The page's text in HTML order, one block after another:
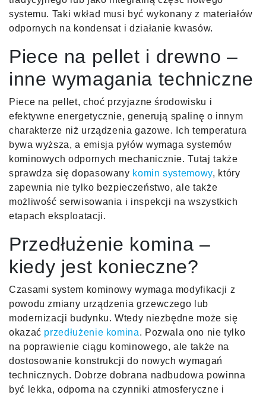
systemu. Taki wkład musi być wykonany z materiałów
odpornych na kondensat i działanie kwasów.
Piece na pellet i drewno –
inne wymagania techniczne
Piece na pellet, choć przyjazne środowisku i
efektywne energetycznie, generują spalinę o innym
charakterze niż urządzenia gazowe. Ich temperatura
bywa wyższa, a emisja pyłów wymaga systemów
kominowych odpornych mechanicznie. Tutaj także
sprawdza się dopasowany komin systemowy, który
zapewnia nie tylko bezpieczeństwo, ale także
możliwość serwisowania i inspekcji na wszystkich
etapach eksploatacji.
Przedłużenie komina –
kiedy jest konieczne?
Czasami system kominowy wymaga modyfikacji z
powodu zmiany urządzenia grzewczego lub
modernizacji budynku. Wtedy niezbędne może się
okazać przedłużenie komina. Pozwala ono nie tylko
na poprawienie ciągu kominowego, ale także na
dostosowanie konstrukcji do nowych wymagań
technicznych. Dobrze dobrana nadbudowa powinna
być lekka, odporna na czynniki atmosferyczne i